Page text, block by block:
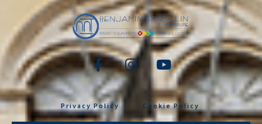
Privacy Policy Cookie Policy